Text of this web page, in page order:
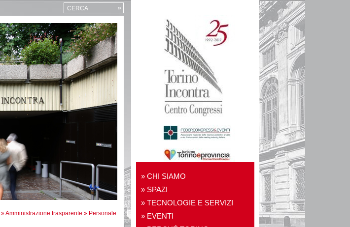
CHI SIAMO
SPAZI
TECNOLOGIE E SERVIZI
EVENTI
CERCA »
»Amministrazione trasparente » Personale